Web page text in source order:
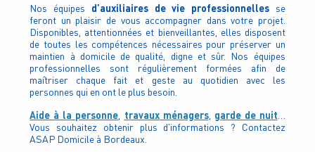
Nos équipes d’auxiliaires de vie professionnelles se
feront un plaisir de vous accompagner dans votre projet.
Disponibles, attentionnées et bienveillantes, elles disposent
de toutes les compétences nécessaires pour préserver un
maintien à domicile de qualité, digne et sûr. Nos équipes
professionnelles sont régulièrement formées afin de
maîtriser chaque fait et geste au quotidien avec les
personnes qui en ont le plus besoin.
Aide à la personne travaux ménagers, garde de nuit
Vous souhaitez obtenir plus d’informations ? Contactez
ASAP Domicile à Bordeaux.